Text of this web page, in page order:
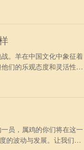
。羊在中国文化中象征着
们的乐观态度和灵活性将
员，属鸡的你们将在这一
的波动与发展。让我们一